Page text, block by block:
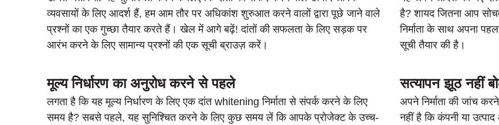
व्यवसायों के लिए आदर्श हैं, हम आम तौर पर अधिकांश शुरुआत करने वालों द्वारा पूछे जाने वाले
प्रश्नों का एक गुच्छा तैयार करते हैं। खेल में आगे बढ़ें! दांतों की सफलता के लिए सड़क पर
आरंभ करने के लिए सामान्य प्रश्नों की एक सूची ब्राउज़ करें।
है? शायद जितना आप
निर्माता के साथ अपना
सूची तैयार की है।
मूल्य निर्धारण का अनुरोध करने से पहले
लगता है कि यह मूल्य निर्धारण के लिए एक दांत whitening निर्माता से संपर्क करने के लिए
समय है? सबसे पहले, यह सुनिश्चित करने के लिए कुछ समय लें कि आपके प्रोजेक्ट के उच्च-
सत्यापन झूठ नहीं
अपने निर्माता की जांच
नहीं है कि कंपनी या